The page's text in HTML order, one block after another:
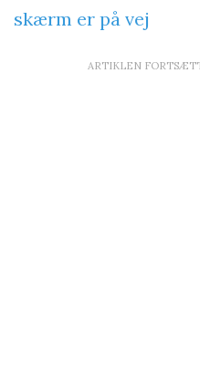
skærm er på vej
ARTIKLEN